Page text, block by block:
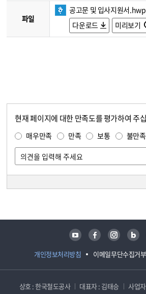
파일
공고문 및 입사지원서.hwp
다운로드
미리보기
현재 페이지에 대한 만족도를 평가하여 주
매우만족 만족 보통 불만족
개인정보처리방침 이메일무단수집거부
유튜브 페이스북 인스타그램 블로그
상호 : 한국철도공사 대표자 : 김태승
사업